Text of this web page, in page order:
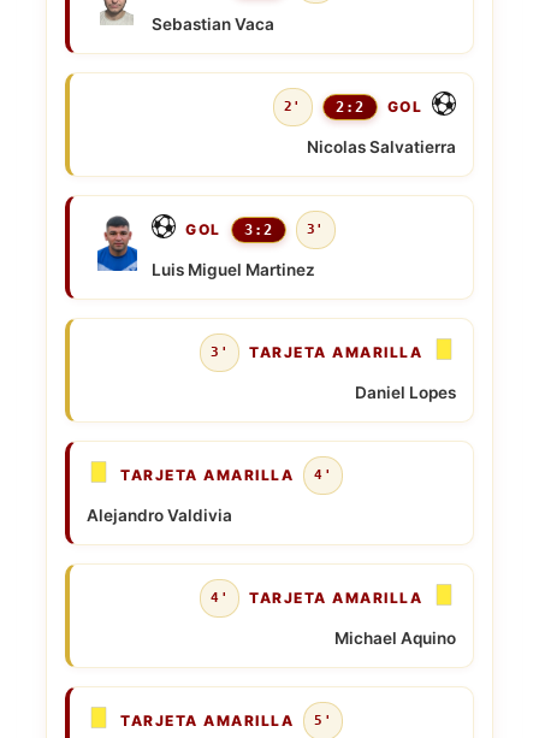
Sebastian Vaca
2' 2:2 GOL
Nicolas Salvatierra
GOL 3:2 3'
Luis Miguel Martinez
3' TARJETA AMARILLA
Daniel Lopes
TARJETA AMARILLA 4'
Alejandro Valdivia
4' TARJETA AMARILLA
Michael Aquino
TARJETA AMARILLA 5'